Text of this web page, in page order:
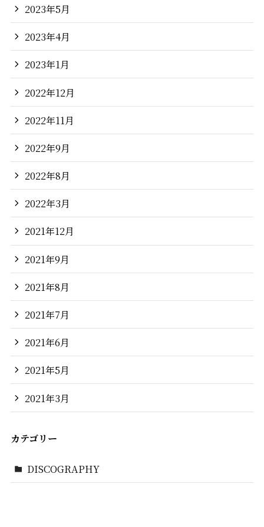
2023年5月
2023年4月
2023年1月
2022年12月
2022年11月
2022年9月
2022年8月
2022年3月
2021年12月
2021年9月
2021年8月
2021年7月
2021年6月
2021年5月
2021年3月
カテゴリー
DISCOGRAPHY